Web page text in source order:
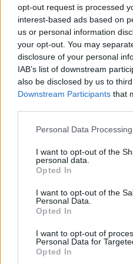
opt-out request is processed
interest-based ads based on
us or personal information
your opt-out. You may
disclosure of your personal
IAB’s list of downstream
also be disclosed by us to
Downstream Participants that
Personal Data
I want to opt-out of the
personal data.
Opted In
I want to opt-out of the
Personal Data.
Opted In
I want to opt-out of
Personal Data for
Opted In
Pomeriggio
“La Grande Luino”